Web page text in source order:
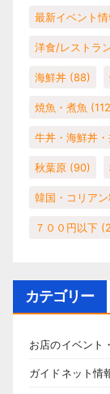
最新イベント情
洋食/レストラ
海鮮丼 (88)
焼魚・煮魚
牛丼・海鮮丼
秋葉原 (90)
韓国・コリア
７００円以下
カテゴリー
お店のイベント
ガイドネット情